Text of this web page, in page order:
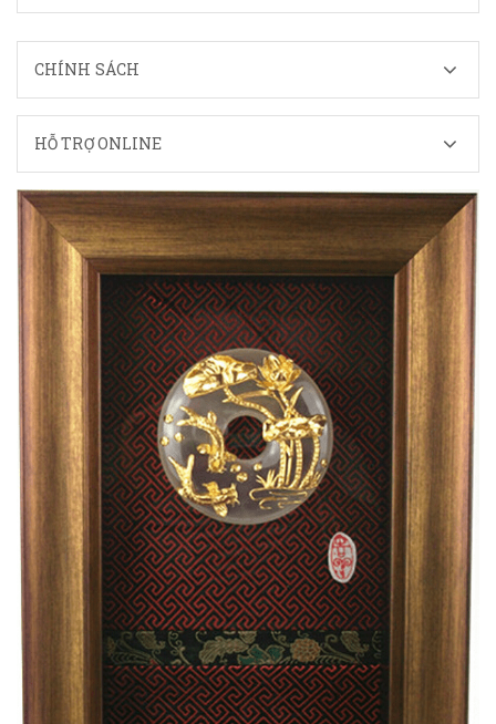
CHÍNH SÁCH
HỖ TRỢ ONLINE